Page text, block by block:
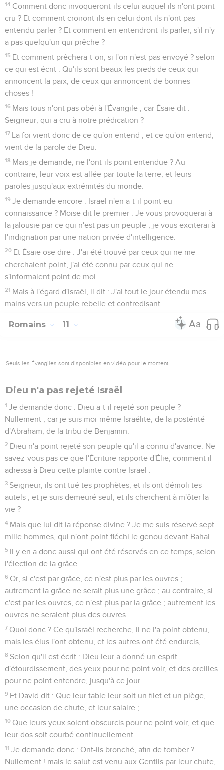
14 Comment donc invoqueront-ils celui auquel ils n'ont point
cru ? Et comment croiront-ils en celui dont ils n'ont pas
entendu parler ? Et comment en entendront-ils parler, s'il n'y
a pas quelqu'un qui prêche ?
15 Et comment prêchera-t-on, si l'on n'est pas envoyé ? selon
ce qui est écrit : Qu'ils sont beaux les pieds de ceux qui
annoncent la paix, de ceux qui annoncent de bonnes
choses !
16 Mais tous n'ont pas obéi à l'Évangile ; car Ésaïe dit :
Seigneur, qui a cru à notre prédication ?
17 La foi vient donc de ce qu'on entend ; et ce qu'on entend,
vient de la parole de Dieu.
18 Mais je demande, ne l'ont-ils point entendue ? Au
contraire, leur voix est allée par toute la terre, et leurs
paroles jusqu'aux extrémités du monde.
19 Je demande encore : Israël n'en a-t-il point eu
connaissance ? Moïse dit le premier : Je vous provoquerai à
la jalousie par ce qui n'est pas un peuple ; je vous exciterai à
l'indignation par une nation privée d'intelligence.
20 Et Ésaïe ose dire : J'ai été trouvé par ceux qui ne me
cherchaient point, j'ai été connu par ceux qui ne
s'informaient point de moi.
21 Mais à l'égard d'Israël, il dit : J'ai tout le jour étendu mes
mains vers un peuple rebelle et contredisant.
Romains 11
Seuls les Évangiles sont disponibles en vidéo pour le moment.
Dieu n'a pas rejeté Israël
1 Je demande donc : Dieu a-t-il rejeté son peuple ?
Nullement ; car je suis moi-même Israélite, de la postérité
d'Abraham, de la tribu de Benjamin.
2 Dieu n'a point rejeté son peuple qu'il a connu d'avance. Ne
savez-vous pas ce que l'Écriture rapporte d'Élie, comment il
adressa à Dieu cette plainte contre Israël :
3 Seigneur, ils ont tué tes prophètes, et ils ont démoli tes
autels ; et je suis demeuré seul, et ils cherchent à m'ôter la
vie ?
4 Mais que lui dit la réponse divine ? Je me suis réservé sept
mille hommes, qui n'ont point fléchi le genou devant Bahal.
5 Il y en a donc aussi qui ont été réservés en ce temps, selon
l'élection de la grâce.
6 Or, si c'est par grâce, ce n'est plus par les ouvres ;
autrement la grâce ne serait plus une grâce ; au contraire, si
c'est par les ouvres, ce n'est plus par la grâce ; autrement les
ouvres ne seraient plus des ouvres.
7 Quoi donc ? Ce qu'Israël recherche, il ne l'a point obtenu,
mais les élus l'ont obtenu, et les autres ont été endurcis,
8 Selon qu'il est écrit : Dieu leur a donné un esprit
d'étourdissement, des yeux pour ne point voir, et des oreilles
pour ne point entendre, jusqu'à ce jour.
9 Et David dit : Que leur table leur soit un filet et un piège,
une occasion de chute, et leur salaire ;
10 Que leurs yeux soient obscurcis pour ne point voir, et que
leur dos soit courbé continuellement.
11 Je demande donc : Ont-ils bronché, afin de tomber ?
Nullement ! mais le salut est venu aux Gentils par leur chute,